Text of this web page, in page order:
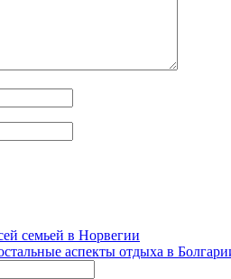
семьей в Норвегии
аспекты отдыха в